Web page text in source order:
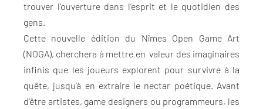
trouver l’ouverture dans l’esprit et le quotidien des
gens.
Cette nouvelle édition du Nîmes Open Game Art
(NOGA), cherchera à mettre en valeur des imaginaires
infinis que les joueurs explorent pour survivre à la
quête, jusqu’à en extraire le nectar poétique. Avant
d’être artistes, game designers ou programmeurs, les